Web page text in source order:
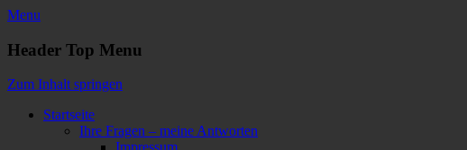
Menu
Header Top Menu
Zum Inhalt springen
Startseite
Ihre Fragen – meine Antworten